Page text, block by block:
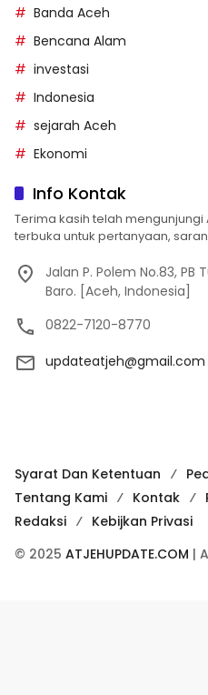
Banda Aceh
Bencana Alam
investasi
Indonesia
sejarah Aceh
Ekonomi
Info Kontak
Terima kasih telah
terbuka untuk pertanyaan,
Jalan P. Polem No.83,
Baro. [Aceh, Indonesia]
0822-7120-8770
updateatjeh@gmail.com
Syarat Dan Ketentuan
Tentang Kami
Kontak
Redaksi
Kebijkan Privasi
© 2025 ATJEHUPDATE.COM |